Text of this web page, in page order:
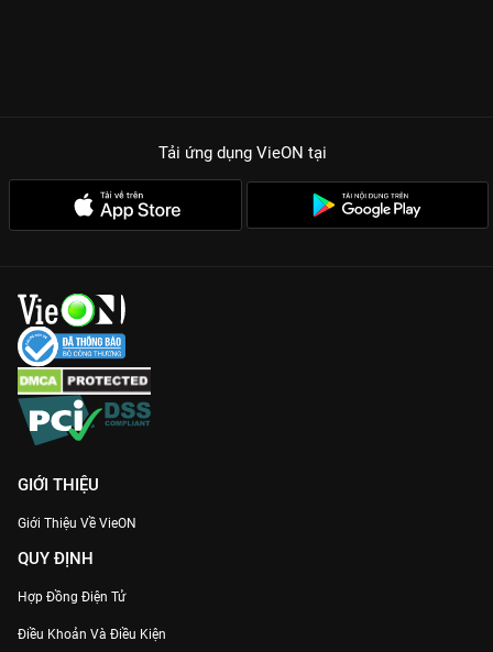
Tải ứng dụng VieON tại
GIỚI THIỆU
Giới Thiệu Về VieON
QUY ĐỊNH
Hợp Đồng Điện Tử
Điều Khoản Và Điều Kiện